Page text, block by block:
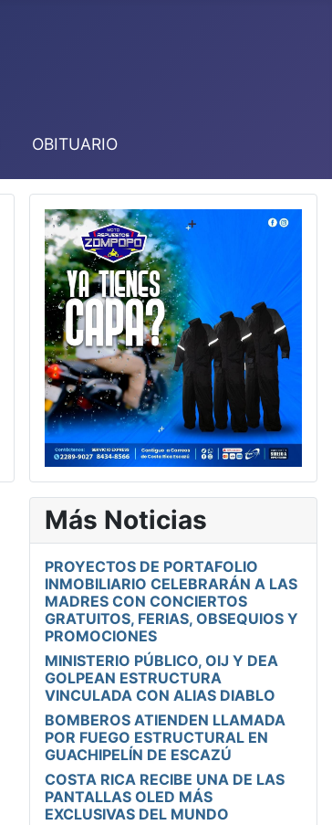
OBITUARIO
Más Noticias
PROYECTOS DE PORTAFOLIO
INMOBILIARIO CELEBRARÁN A LAS
MADRES CON CONCIERTOS
GRATUITOS, FERIAS, OBSEQUIOS Y
PROMOCIONES
MINISTERIO PÚBLICO, OIJ Y DEA
GOLPEAN ESTRUCTURA
VINCULADA CON ALIAS DIABLO
BOMBEROS ATIENDEN LLAMADA
POR FUEGO ESTRUCTURAL EN
GUACHIPELÍN DE ESCAZÚ
COSTA RICA RECIBE UNA DE LAS
PANTALLAS OLED MÁS
EXCLUSIVAS DEL MUNDO